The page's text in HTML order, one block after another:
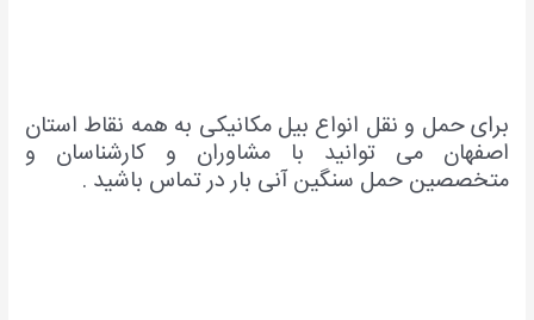
برای حمل و نقل انواع بیل مکانیکی به همه نقاط استان
اصفهان می توانید با مشاوران و کارشناسان و
متخصصین حمل سنگین آنی بار در تماس باشید .